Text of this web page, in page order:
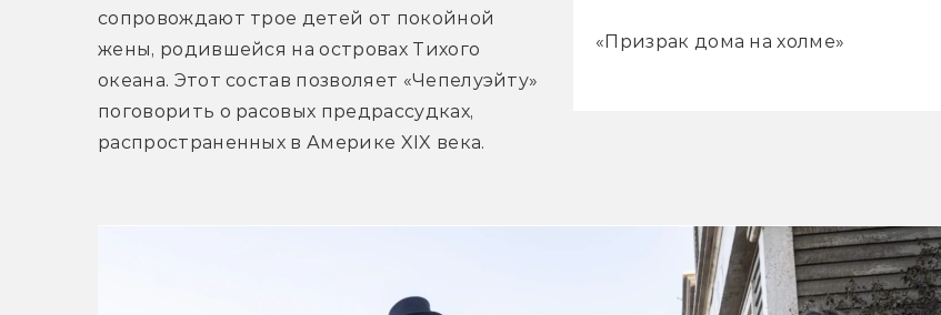
«Призрак дома на холме»
сопровождают трое детей от покойной
жены, родившейся на островах Тихого
океана. Этот состав позволяет «Чепелуэйту»
поговорить о расовых предрассудках,
распространенных в Америке XIX века.